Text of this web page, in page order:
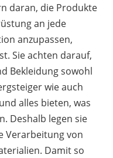
daran, die Produkte
an jede
anzupassen,
Sie achten darauf,
Bekleidung sowohl
wie auch
alles bieten, was
Deshalb legen sie
Verarbeitung von
Damit so